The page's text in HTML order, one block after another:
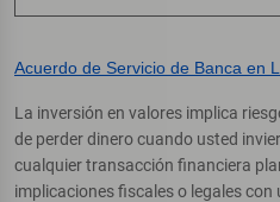
Acuerdo de Servicio de Banca en
La inversión en valores implica
de perder dinero cuando usted
cualquier transacción financiera
implicaciones fiscales o legales